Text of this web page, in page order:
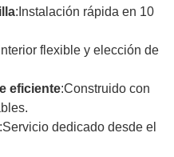
:Instalación rápida en 10
flexible y elección de
eficiente:Construido con
:Servicio dedicado desde el